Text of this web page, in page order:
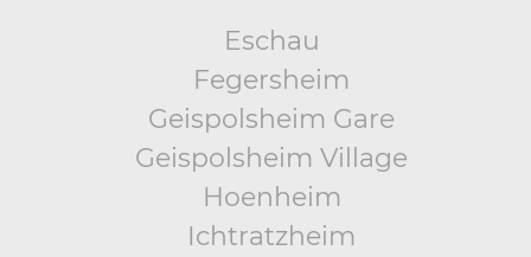
Eschau
Fegersheim
Geispolsheim Gare
Geispolsheim Village
Hoenheim
Ichtratzheim